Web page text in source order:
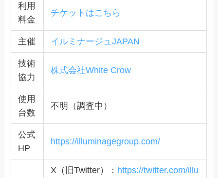
利用
料金
チケットはこちら
主催 イルミナージュJAPAN
技術
協力
株式会社White Crow
使用
台数
不明（調査中）
公式
HP
https://illuminagegroup.com/
X（旧Twitter）： https://twitter.com/illu